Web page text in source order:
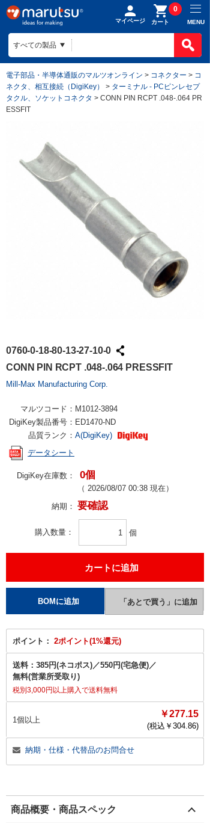
マイページ カート
0
MENU
電子部品・半導体通販のマルツオンライン > コネクター > コ
ネクタ、相互接続（DigiKey）
> ターミナル - PCピンレセプ
タクル、ソケットコネクタ > CONN PIN RCPT .048-.064 PR
ESSFIT
0760-0-18-80-13-27-10-0
CONN PIN RCPT .048-.064 PRESSFIT
Mill-Max Manufacturing Corp.
マルツコード： M1012-3894
DigiKey製品番号： ED1470-ND
品質ランク： A(DigiKey)
データシート
DigiKey在庫数： 0個
（ 2026/08/07 00:38 現在）
納期： 要確認
購入数量 個
ポイント： 2ポイント(1%還元)
送料： 385円(ネコポス)／550円(宅急便)／
無料(営業所受取り)
税別3,000円以上購入で送料無料
1個以上
￥277.15
(税込￥ 304.86)
納期・仕様・代替品のお問合せ
商品概要・商品スペック